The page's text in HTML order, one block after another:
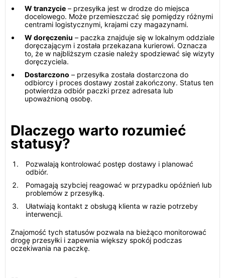
W tranzycie – przesyłka jest w drodze do miejsca
docelowego. Może przemieszczać się pomiędzy różnymi
centrami logistycznymi, krajami czy magazynami.
W doręczeniu – paczka znajduje się w lokalnym oddziale
doręczającym i została przekazana kurierowi. Oznacza
to, że w najbliższym czasie należy spodziewać się wizyty
doręczyciela.
Dostarczono – przesyłka została dostarczona do
odbiorcy i proces dostawy został zakończony. Status ten
potwierdza odbiór paczki przez adresata lub
upoważnioną osobę.
Dlaczego warto rozumieć
statusy?
Pozwalają kontrolować postęp dostawy i planować
odbiór.
Pomagają szybciej reagować w przypadku opóźnień lub
problemów z przesyłką.
Ułatwiają kontakt z obsługą klienta w razie potrzeby
interwencji.
Znajomość tych statusów pozwala na bieżąco monitorować
drogę przesyłki i zapewnia większy spokój podczas
oczekiwania na paczkę.